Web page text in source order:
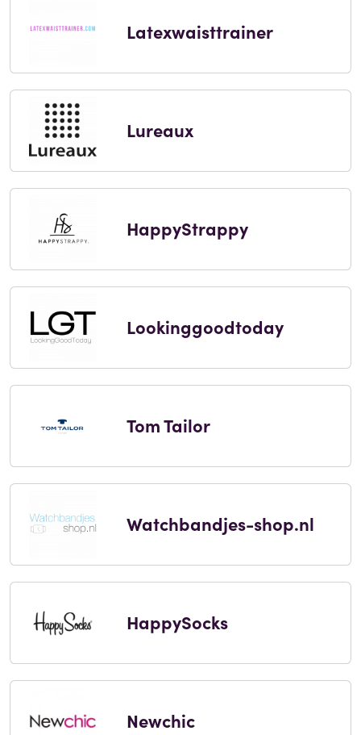
Latexwaisttrainer
Lureaux
HappyStrappy
Lookinggoodtoday
Tom Tailor
Watchbandjes-shop.nl
HappySocks
Newchic